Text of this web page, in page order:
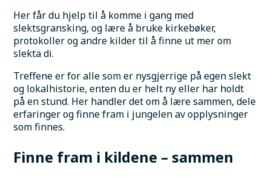
Her får du hjelp til å komme i gang med
slektsgransking, og lære å bruke kirkebøker,
protokoller og andre kilder til å finne ut mer om
slekta di.
Treffene er for alle som er nysgjerrige på egen slekt
og lokalhistorie, enten du er helt ny eller har holdt
på en stund. Her handler det om å lære sammen, dele
erfaringer og finne fram i jungelen av opplysninger
som finnes.
Finne fram i kildene – sammen